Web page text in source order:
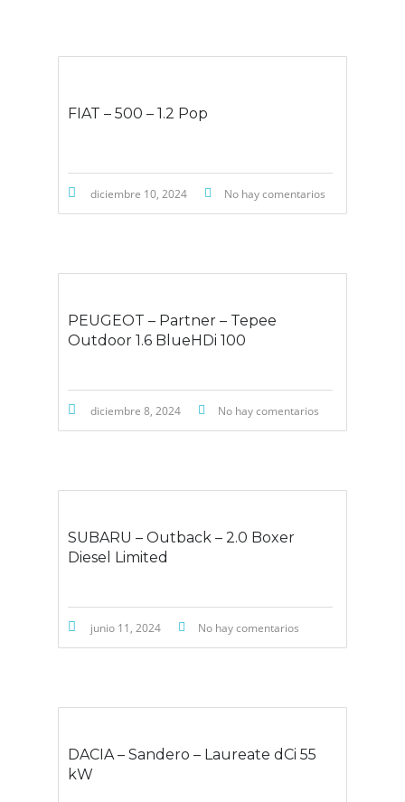
FIAT – 500 – 1.2 Pop
diciembre 10, 2024 No hay comentarios
PEUGEOT – Partner – Tepee
Outdoor 1.6 BlueHDi 100
diciembre 8, 2024 No hay comentarios
SUBARU – Outback – 2.0 Boxer
Diesel Limited
junio 11, 2024 No hay comentarios
DACIA – Sandero – Laureate dCi 55
kW